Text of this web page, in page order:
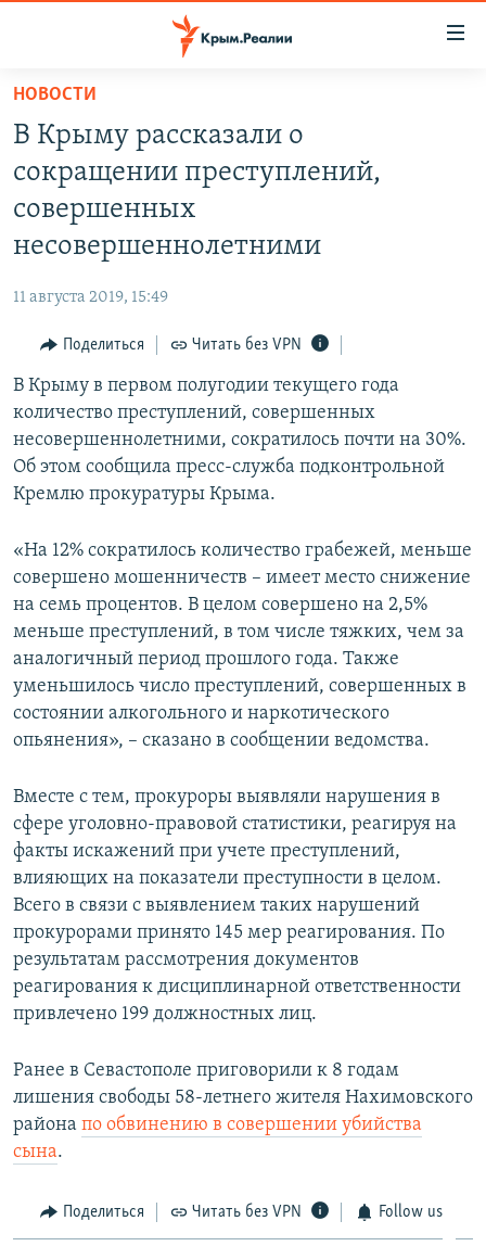
Вернуться
основному
содержанию
Вернутся
главной
Вернутся
поиску
СПЕЦПРОЕКТЫ
ВОДА
ИНТЕРАКТИВ
ИНФОГРАФИКА
ТЕЛЕПРОЕКТ КРЫМ.РЕАЛИИ
СОВЕТЫ ПРАВОЗАЩИТНИКОВ
ПРОПАВШИЕ БЕЗ ВЕСТИ
ПОБЕДИТЕЛЕЙ НЕ СУДЯТ?
КРЫМ.НЕПОКОРЕННЫЙ
ELIFBE
УКРАИНСКАЯ ПРОБЛЕМА КРЫМА
РАДІО СВОБОДА
КАК ОБОЙТИ БЛОКИРОВКУ
Українською
Qırımtatar
ПРИСОЕДИНЯЙТЕСЬ!
Все сайты RFE/RL
НОВОСТИ
В Крыму рассказали о
сокращении преступлений,
совершенных
несовершеннолетними
11 августа 2019, 15:49
Поделиться Читать без VPN
В Крыму в первом полугодии текущего года
количество преступлений, совершенных
несовершеннолетними, сократилось почти на 30%.
Об этом сообщила пресс-служба подконтрольной
Кремлю прокуратуры Крыма.
«На 12% сократилось количество грабежей, меньше
совершено мошенничеств – имеет место снижение
на семь процентов. В целом совершено на 2,5%
меньше преступлений, в том числе тяжких, чем за
аналогичный период прошлого года. Также
уменьшилось число преступлений, совершенных в
состоянии алкогольного и наркотического
опьянения», – сказано в сообщении ведомства.
Вместе с тем, прокуроры выявляли нарушения в
сфере уголовно-правовой статистики, реагируя на
факты искажений при учете преступлений,
влияющих на показатели преступности в целом.
Всего в связи с выявлением таких нарушений
прокурорами принято 145 мер реагирования. По
результатам рассмотрения документов
реагирования к дисциплинарной ответственности
привлечено 199 должностных лиц.
Ранее в Севастополе приговорили к 8 годам
лишения свободы 58-летнего жителя Нахимовского
района по обвинению в совершении убийства
сына.
Поделиться Читать без VPN Follow us